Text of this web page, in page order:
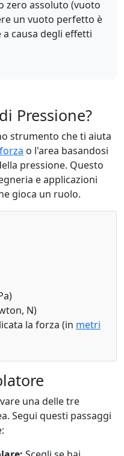
zero assoluto (vuoto
un vuoto perfetto è
causa degli effetti
Pressione?
strumento che ti aiuta
forza o l'area basandosi
pressione. Questo
e applicazioni
gioca un ruolo.
N)
la forza (in metri
una delle tre
Segui questi passaggi